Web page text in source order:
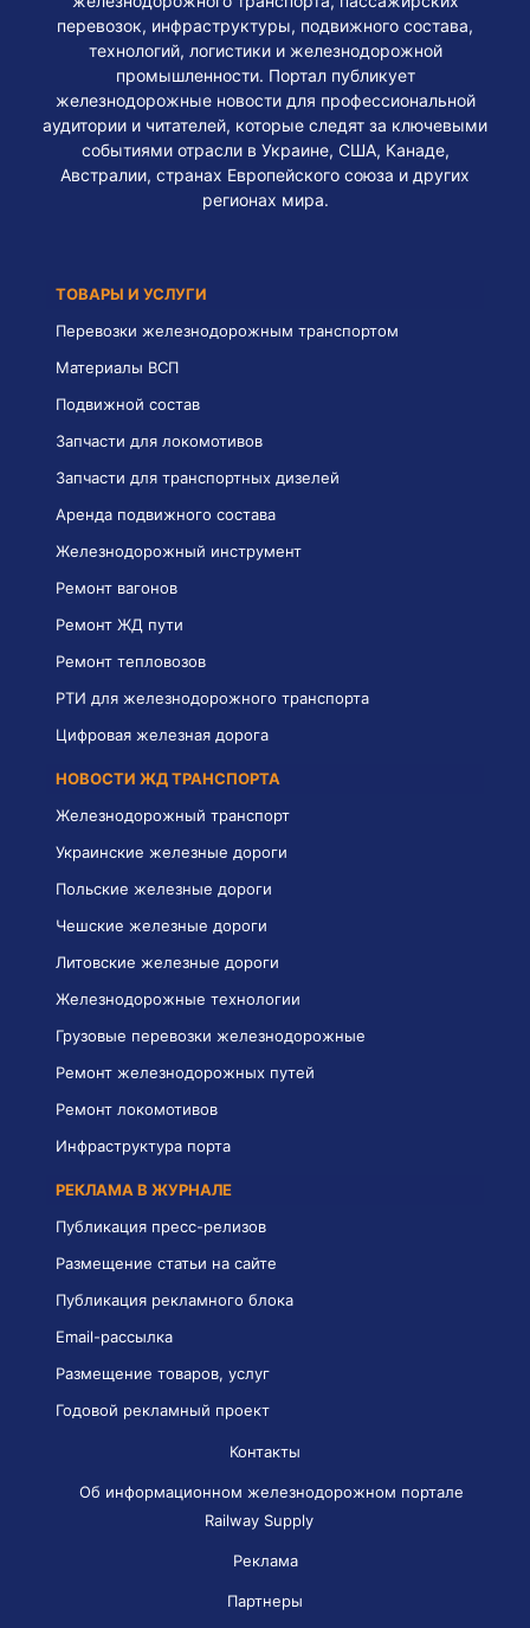
перевозок, инфраструктуры, подвижного состава,
технологий, логистики и железнодорожной
промышленности. Портал публикует
железнодорожные новости для профессиональной
аудитории и читателей, которые следят за ключевыми
событиями отрасли в Украине, США, Канаде,
Австралии, странах Европейского союза и других
регионах мира.
ТОВАРЫ И УСЛУГИ
Перевозки железнодорожным транспортом
Материалы ВСП
Подвижной состав
Запчасти для локомотивов
Запчасти для транспортных дизелей
Аренда подвижного состава
Железнодорожный инструмент
Ремонт вагонов
Ремонт ЖД пути
Ремонт тепловозов
РТИ для железнодорожного транспорта
Цифровая железная дорога
НОВОСТИ ЖД ТРАНСПОРТА
Железнодорожный транспорт
Украинские железные дороги
Польские железные дороги
Чешские железные дороги
Литовские железные дороги
Железнодорожные технологии
Грузовые перевозки железнодорожные
Ремонт железнодорожных путей
Ремонт локомотивов
Инфраструктура порта
РЕКЛАМА В ЖУРНАЛЕ
Публикация пресс-релизов
Размещение статьи на сайте
Публикация рекламного блока
Email-рассылка
Размещение товаров, услуг
Годовой рекламный проект
Контакты
Об информационном железнодорожном портале
Railway Supply
Реклама
Партнеры